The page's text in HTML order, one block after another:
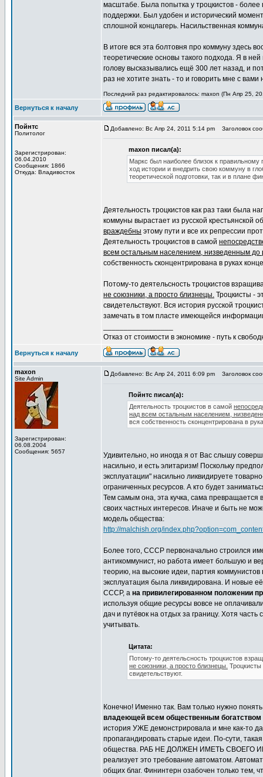
масштабе. Была попытка у троцкистов - более
поддержки. Был удобен и исторический
сплошной концлагерь. Насильственная
В итоге вся эта болтовня про коммуну здесь
теоретические основы такого подхода. Я в
голову высказывались ещё 300 лет назад, и
раз не хотите знать - то и говорить мне с
Последний раз редактировалось: maxon (Пн Апр 25,
Вернуться к началу
Пойнтс
Политолог
Зарегистрирован:
06.04.2010
Сообщения: 1866
Откуда: Владивосток
Добавлено: Вс Апр 24, 2011 5:14 pm Заголовок
maxon писал(а):
Маркс был наиболее близок к
ход истории и внедрить свою коммуну в
теоретической подготовки, так и в плане
Деятельность троцкистов как раз таки была
коммуны вырастает из русской
враждебны этому пути и все их репрессии
Деятельность троцкистов в самой
всем остальным населением, низведенным до
собственность сконцентрирована в руках
Потому-то деятельсность троцкистов
не союзники, а просто близнецы. Троцкисты -
свидетельствуют. Вся история русской
замечать в том пласте имеющейся
Отказ от стоимости в экономике - путь к
Вернуться к началу
maxon
Site Admin
Зарегистрирован:
06.08.2004
Сообщения: 5657
Добавлено: Вс Апр 24, 2011 6:09 pm Заголовок
Пойнтс писал(а):
Деятельность троцкистов в самой
над всем остальным населением,
вся собственность сконцентрирована в
Удивительно, но иногда я от Вас слышу
насильно, и есть элитаризм! Поскольку
эксплуатации" насильно ликвидируете
ограниченных ресурсов. А кто будет
Тем самым она, эта кучка, сама превращается
своих частных интересов. Иначе и быть не
модель общества:
http://malchish.org/
Более того, СССР первоначально строился
антикоммунист, но работа имеет большую и
теорию, на высокие идеи, партия
эксплуатация была ликвидирована. И новые
СССР, а на привилегированном положении
используя общие ресурсы вовсе не
дач и путёвок на отдых за границу. Хотя
учитывать.
Цитата:
Потому-то деятельсность троцкистов
не союзники, а просто близнецы.
свидетельствуют.
Конечно! Именно так. Вам только нужно
владеющей всем общественным
история УЖЕ демонстрировала и мне как-то
пропагандировать старые идеи. По-сути,
общества. РАБ НЕ ДОЛЖЕН ИМЕТЬ СВОЕГО
реализует это требование автоматом.
общих благ. Фининтерн озабочен только тем,